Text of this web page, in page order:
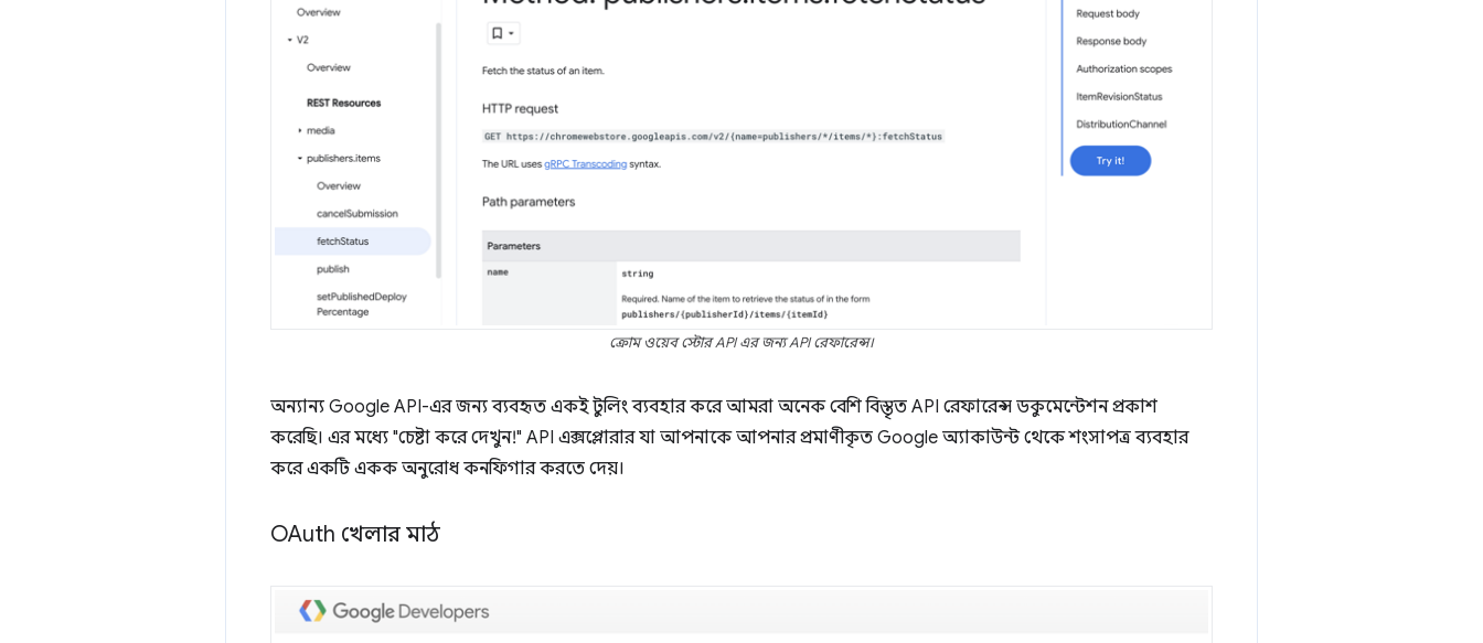
ক্রোম ওয়েব স্টোর API এর জন্য API রেফারেন্স।
অন্যান্য Google API-এর জন্য ব্যবহৃত একই টুলিং ব্যবহার করে আমরা অনেক বেশি বিস্তৃত API রেফারেন্স ডকুমেন্টেশন প্রকাশ
করেছি। এর মধ্যে "চেষ্টা করে দেখুন!" API এক্সপ্লোরার যা আপনাকে আপনার প্রমাণীকৃত Google অ্যাকাউন্ট থেকে শংসাপত্র ব্যবহার
করে একটি একক অনুরোধ কনফিগার করতে দেয়।
OAuth খেলার মাঠ